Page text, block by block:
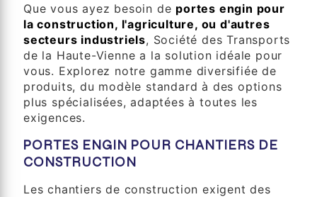
Que vous ayez besoin de portes engin pour
la construction, l'agriculture, ou d'autres
secteurs industriels, Société des Transports
de la Haute-Vienne a la solution idéale pour
vous. Explorez notre gamme diversifiée de
produits, du modèle standard à des options
plus spécialisées, adaptées à toutes les
exigences.
PORTES ENGIN POUR CHANTIERS DE
CONSTRUCTION
Les chantiers de construction exigent des